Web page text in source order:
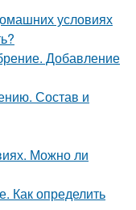
условиях
Добавление
Состав и
Можно ли
Как определить